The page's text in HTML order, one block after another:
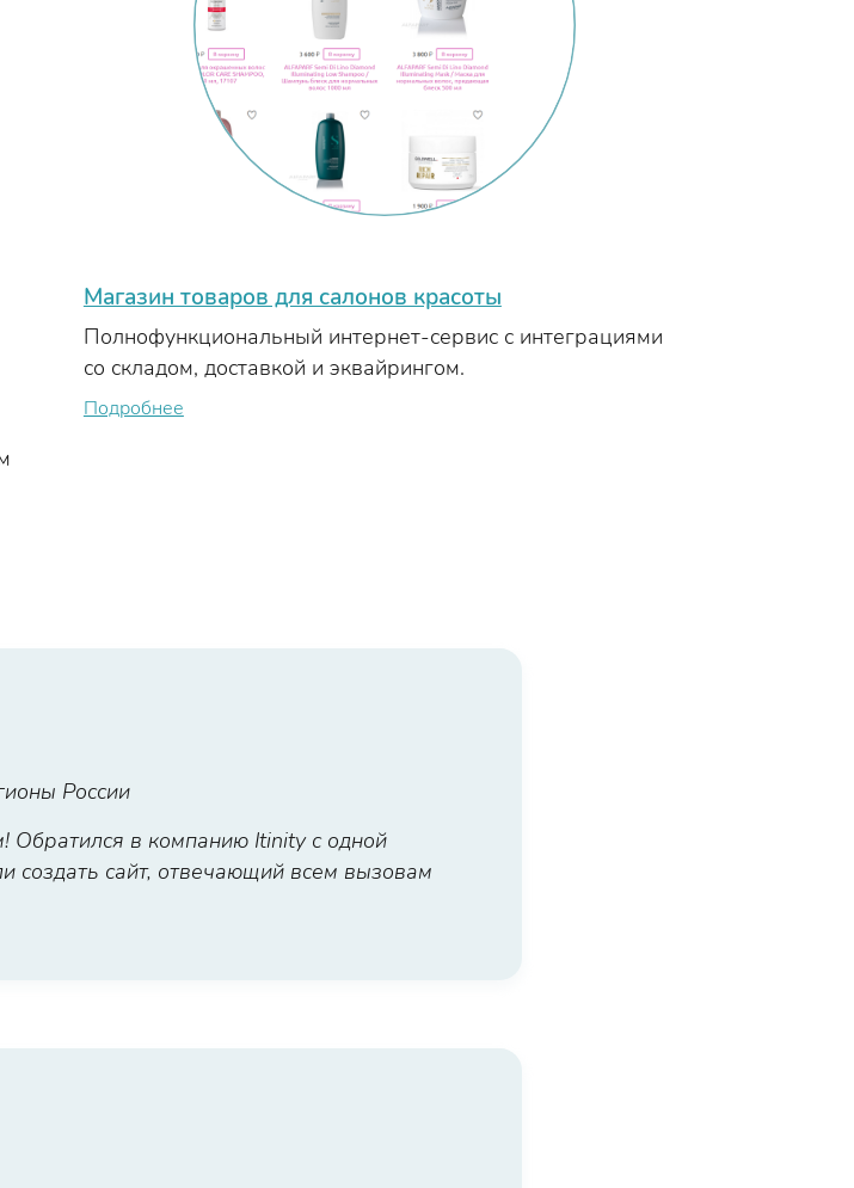
Магазин товаров для салонов красоты
Полнофункциональный интернет-сервис с интеграциями
со складом, доставкой и эквайрингом.
Подробнее
России
в компанию Itinity с одной
создать сайт, отвечающий всем вызовам